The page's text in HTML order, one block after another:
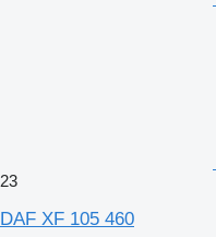
23
DAF XF 105 460